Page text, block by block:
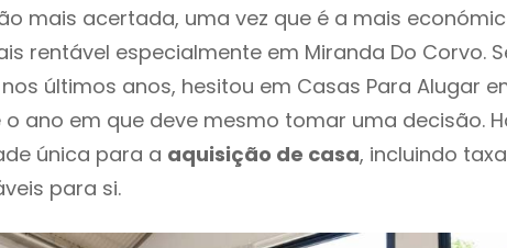
mais acertada, uma vez que é a mais
rentável especialmente em Miranda Do Corvo.
últimos anos, hesitou em Casas Para Alugar
o ano em que deve mesmo tomar uma decisão.
única para a aquisição de casa, incluindo
para si.